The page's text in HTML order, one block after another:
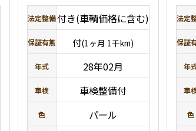
法定整備付き(車輌価格に含む)
保証有無 付(1ヶ月 1千km)
年式 28年02月
車検 車検整備付
色 パール
法定
保証
年
車
色